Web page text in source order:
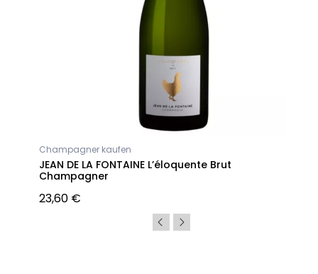
Champagner kaufen
JEAN DE LA FONTAINE L’éloquente Brut
Champagner
23,60 €